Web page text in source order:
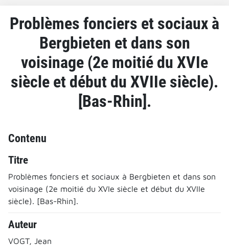
Problèmes fonciers et sociaux à
Bergbieten et dans son
voisinage (2e moitié du XVIe
siècle et début du XVIIe siècle).
[Bas-Rhin].
Contenu
Titre
Problèmes fonciers et sociaux à Bergbieten et dans son
voisinage (2e moitié du XVIe siècle et début du XVIIe
siècle). [Bas-Rhin].
Auteur
VOGT, Jean